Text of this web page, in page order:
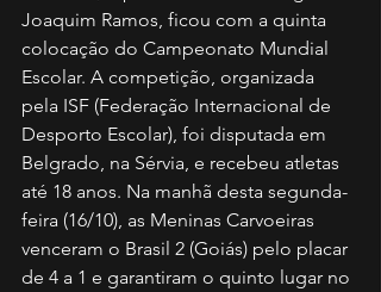
Joaquim Ramos, ficou com a quinta
colocação do Campeonato Mundial
Escolar. A competição, organizada
pela ISF (Federação Internacional de
Desporto Escolar), foi disputada em
Belgrado, na Sérvia, e recebeu atletas
até 18 anos. Na manhã desta segunda-
feira (16/10), as Meninas Carvoeiras
venceram o Brasil 2 (Goiás) pelo placar
de 4 a 1 e garantiram o quinto lugar no